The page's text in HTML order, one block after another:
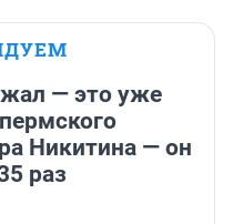
— это уже
Никитина — он
раз